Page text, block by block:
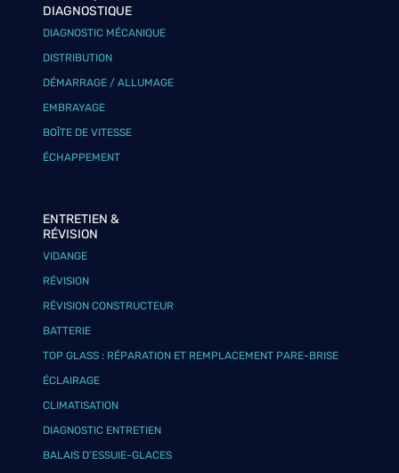
DIAGNOSTIQUE
DIAGNOSTIC MÉCANIQUE
DISTRIBUTION
DÉMARRAGE / ALLUMAGE
EMBRAYAGE
BOÎTE DE VITESSE
ÉCHAPPEMENT
ENTRETIEN &
RÉVISION
VIDANGE
RÉVISION
RÉVISION CONSTRUCTEUR
BATTERIE
TOP GLASS : RÉPARATION ET REMPLACEMENT PARE-BRISE
ÉCLAIRAGE
CLIMATISATION
DIAGNOSTIC ENTRETIEN
BALAIS D’ESSUIE-GLACES